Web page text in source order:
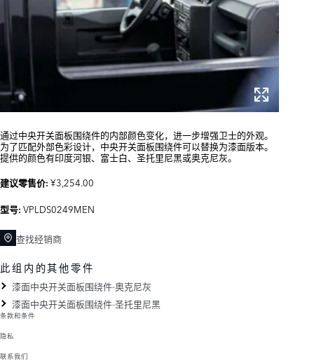
通过中央开关面板围绕件的内部颜色变化，进一步增强卫士的外观。
为了匹配外部色彩设计，中央开关面板围绕件可以替换为漆面版本。
提供的颜色有印度河银、富士白、圣托里尼黑或奥克尼灰。
建议零售价: ¥3,254.00
型号: VPLDS0249MEN
查找经销商
此组内的其他零件
漆面中央开关面板围绕件-奥克尼灰
漆面中央开关面板围绕件-圣托里尼黑
条款和条件
隐私
联系我们